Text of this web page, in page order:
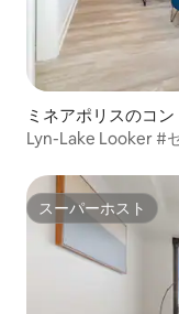
ミネアポリスのコ
Lyn-Lake Looker #
スーパーホスト
スーパーホスト